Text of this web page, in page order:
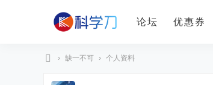
论坛 优惠券
› 缺一不可 › 个人资料